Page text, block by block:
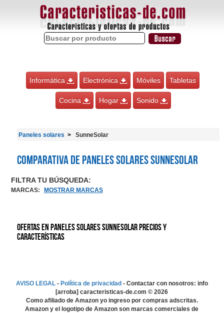
Informática Electrónica Móviles Tabletas
Cocina Hogar Sonido
Paneles solares SunneSolar
Comparativa de Paneles solares SunneSolar
FILTRA TU BÚSQUEDA:
MARCAS: MOSTRAR MARCAS
Ofertas en Paneles solares SunneSolar precios y
características
AVISO LEGAL- Política de privacidad - Contactar con nosotros: info
[arroba] caracteristicas-de.com ©2026
Como afiliado de Amazon yo ingreso por compras adscritas.
Amazon y el logotipo de Amazon son marcas comerciales de